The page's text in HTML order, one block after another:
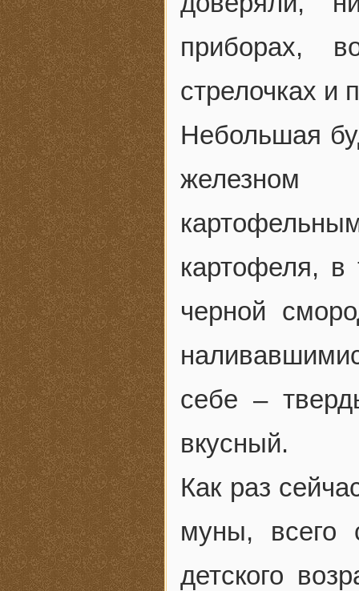
приборах,
стрелочках и
Небольшая
картофеля, в
черной
себе –
вкусный.
Как раз
муны, всего
детского